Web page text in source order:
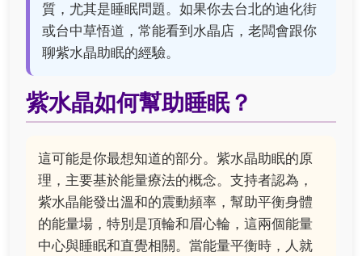
質，尤其是睡眠問題。如果你去台北的迪化街
或台中草悟道，常能看到水晶店，老闆會跟你
聊紫水晶助眠的經驗。
紫水晶如何幫助睡眠？
這可能是你最想知道的部分。紫水晶助眠的原
理，主要基於能量療法的概念。支持者認為，
紫水晶能發出溫和的震動頻率，幫助平衡身體
的能量場，特別是頂輪和眉心輪，這兩個能量
中心與睡眠和直覺相關。當能量平衡時，人就